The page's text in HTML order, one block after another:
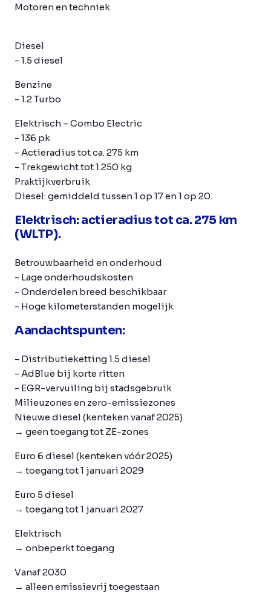
Motoren en techniek
Diesel
- 1.5 diesel
Benzine
- 1.2 Turbo
Elektrisch – Combo Electric
- 136 pk
- Actieradius tot ca. 275 km
- Trekgewicht tot 1.250 kg
Praktijkverbruik
Diesel: gemiddeld tussen 1 op 17 en 1 op 20.
Elektrisch: actieradius tot ca. 275 km
(WLTP).
Betrouwbaarheid en onderhoud
- Lage onderhoudskosten
- Onderdelen breed beschikbaar
- Hoge kilometerstanden mogelijk
Aandachtspunten:
- Distributieketting 1.5 diesel
- AdBlue bij korte ritten
- EGR-vervuiling bij stadsgebruik
Milieuzones en zero-emissiezones
Nieuwe diesel (kenteken vanaf 2025)
→ geen toegang tot ZE-zones
Euro 6 diesel (kenteken vóór 2025)
→ toegang tot 1 januari 2029
Euro 5 diesel
→ toegang tot 1 januari 2027
Elektrisch
→ onbeperkt toegang
Vanaf 2030
→ alleen emissievrij toegestaan